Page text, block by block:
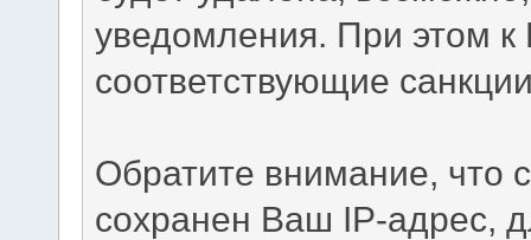
уведомления. При этом
соответствующие
Обратите внимание, что
сохранен Ваш IP-адрес,